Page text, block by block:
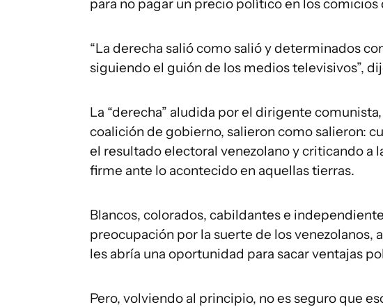
para no pagar un precio político en los
“La derecha salió como salió y determinados
siguiendo el guión de los medios televisivos”,
La “derecha” aludida por el dirigente
coalición de gobierno, salieron como salieron:
el resultado electoral venezolano y criticando a
firme ante lo acontecido en aquellas tierras.
Blancos, colorados, cabildantes e
preocupación por la suerte de los venezolanos,
les abría una oportunidad para sacar ventajas
Pero, volviendo al principio, no es seguro que